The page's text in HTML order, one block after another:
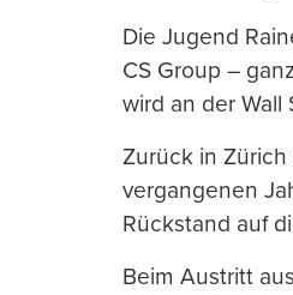
Die Jugend
CS Group –
wird an der Wall
Zurück in
vergangenen
Rückstand auf
Beim Austritt